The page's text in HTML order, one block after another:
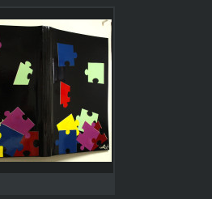
La gente di oggi
vedo io: una bella
ma, se guardi bene
noti tanta
ed egoismo